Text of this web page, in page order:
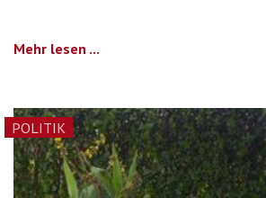
Mehr lesen ...
POLITIK